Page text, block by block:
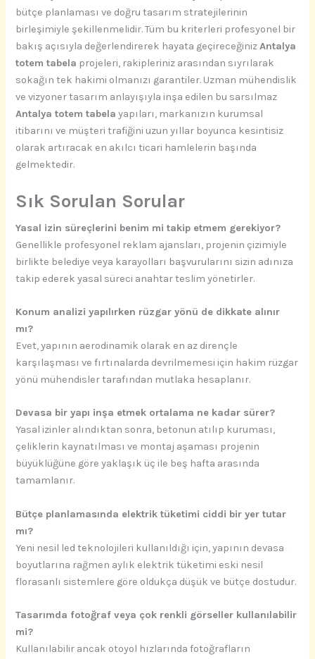
bütçe planlaması ve doğru tasarım stratejilerinin
birleşimiyle şekillenmelidir. Tüm bu kriterleri profesyonel bir
bakış açısıyla değerlendirerek hayata geçireceğinizAntalya
totem tabela projeleri, rakipleriniz arasından sıyrılarak
sokağın tek hakimi olmanızı garantiler. Uzman mühendislik
ve vizyoner tasarım anlayışıyla inşa edilen bu sarsılmaz
Antalya totem tabela yapıları, markanızın kurumsal
itibarını ve müşteri trafiğini uzun yıllar boyunca kesintisiz
olarak artıracak en akılcı ticari hamlelerin başında
gelmektedir.
Sık Sorulan Sorular
Yasal izin süreçlerini benim mi takip etmem gerekiyor?
Genellikle profesyonel reklam ajansları, projenin çizimiyle
birlikte belediye veya karayolları başvurularını sizin adınıza
takip ederek yasal süreci anahtar teslim yönetirler.
Konum analizi yapılırken rüzgar yönü de dikkate alınır
mı?
Evet, yapının aerodinamik olarak en az dirençle
karşılaşması ve fırtınalarda devrilmemesi için hakim rüzgar
yönü mühendisler tarafından mutlaka hesaplanır.
Devasa bir yapı inşa etmek ortalama ne kadar sürer?
Yasal izinler alındıktan sonra, betonun atılıp kuruması,
çeliklerin kaynatılması ve montaj aşaması projenin
büyüklüğüne göre yaklaşık üç ile beş hafta arasında
tamamlanır.
Bütçe planlamasında elektrik tüketimi ciddi bir yer tutar
mı?
Yeni nesil led teknolojileri kullanıldığı için, yapının devasa
boyutlarına rağmen aylık elektrik tüketimi eski nesil
florasanlı sistemlere göre oldukça düşük ve bütçe dostudur.
Tasarımda fotoğraf veya çok renkli görseller kullanılabilir
mi?
Kullanılabilir ancak otoyol hızlarında fotoğrafların